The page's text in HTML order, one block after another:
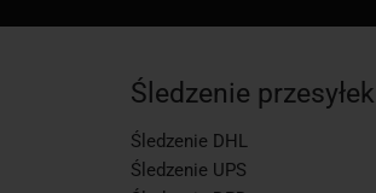
Śledzenie przesyłek
Śledzenie DHL
Śledzenie UPS